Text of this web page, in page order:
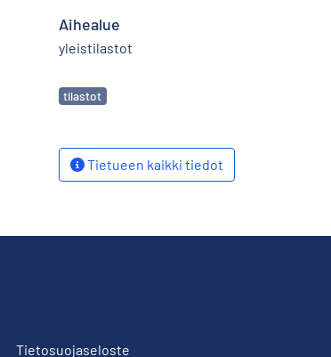
Aihealue
yleistilastot
Avainsanat
tilastot
Tietueen kaikki tiedot
Tietosuojaseloste